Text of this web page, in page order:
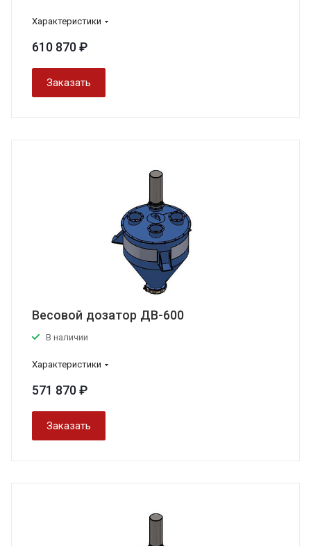
Характеристики
610 870 ₽
Заказать
Весовой дозатор ДВ-600
В наличии
Характеристики
571 870 ₽
Заказать